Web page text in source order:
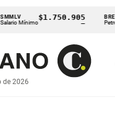
$1.750.905 BRENT
Petróleo
de 2026